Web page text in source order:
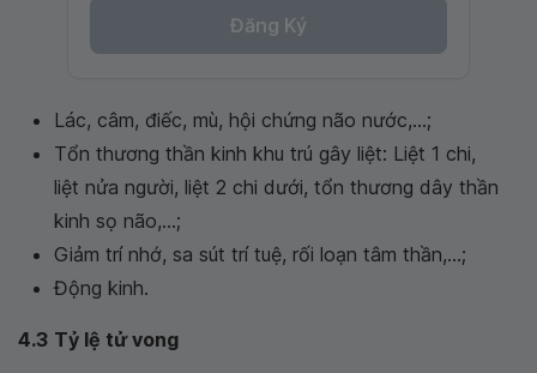
Đăng Ký
Lác, câm, điếc, mù, hội chứng não nước,...;
Tổn thương thần kinh khu trú gây liệt: Liệt 1 chi,
liệt nửa người, liệt 2 chi dưới, tổn thương dây thần
kinh sọ não,...;
Giảm trí nhớ, sa sút trí tuệ, rối loạn tâm thần,...;
Động kinh.
4.3 Tỷ lệ tử vong